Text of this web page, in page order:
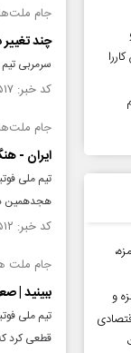
جام ملت‌های
چند
سرمربی
کد خبر: ۱۴۴۱۵۱۷ تاریخ انتشار : ۱۴۰۲/۱۰/۲۹
جام ملت‌های
ایران -
تیم ملی
هجدهمین
کد خبر: ۱۴۴۱۵۱۲ تاریخ انتشار : ۱۴۰۲/۱۰/۲۹
جام ملت‌ های
ببینید |
تیم ملی
قطعی کرد
و